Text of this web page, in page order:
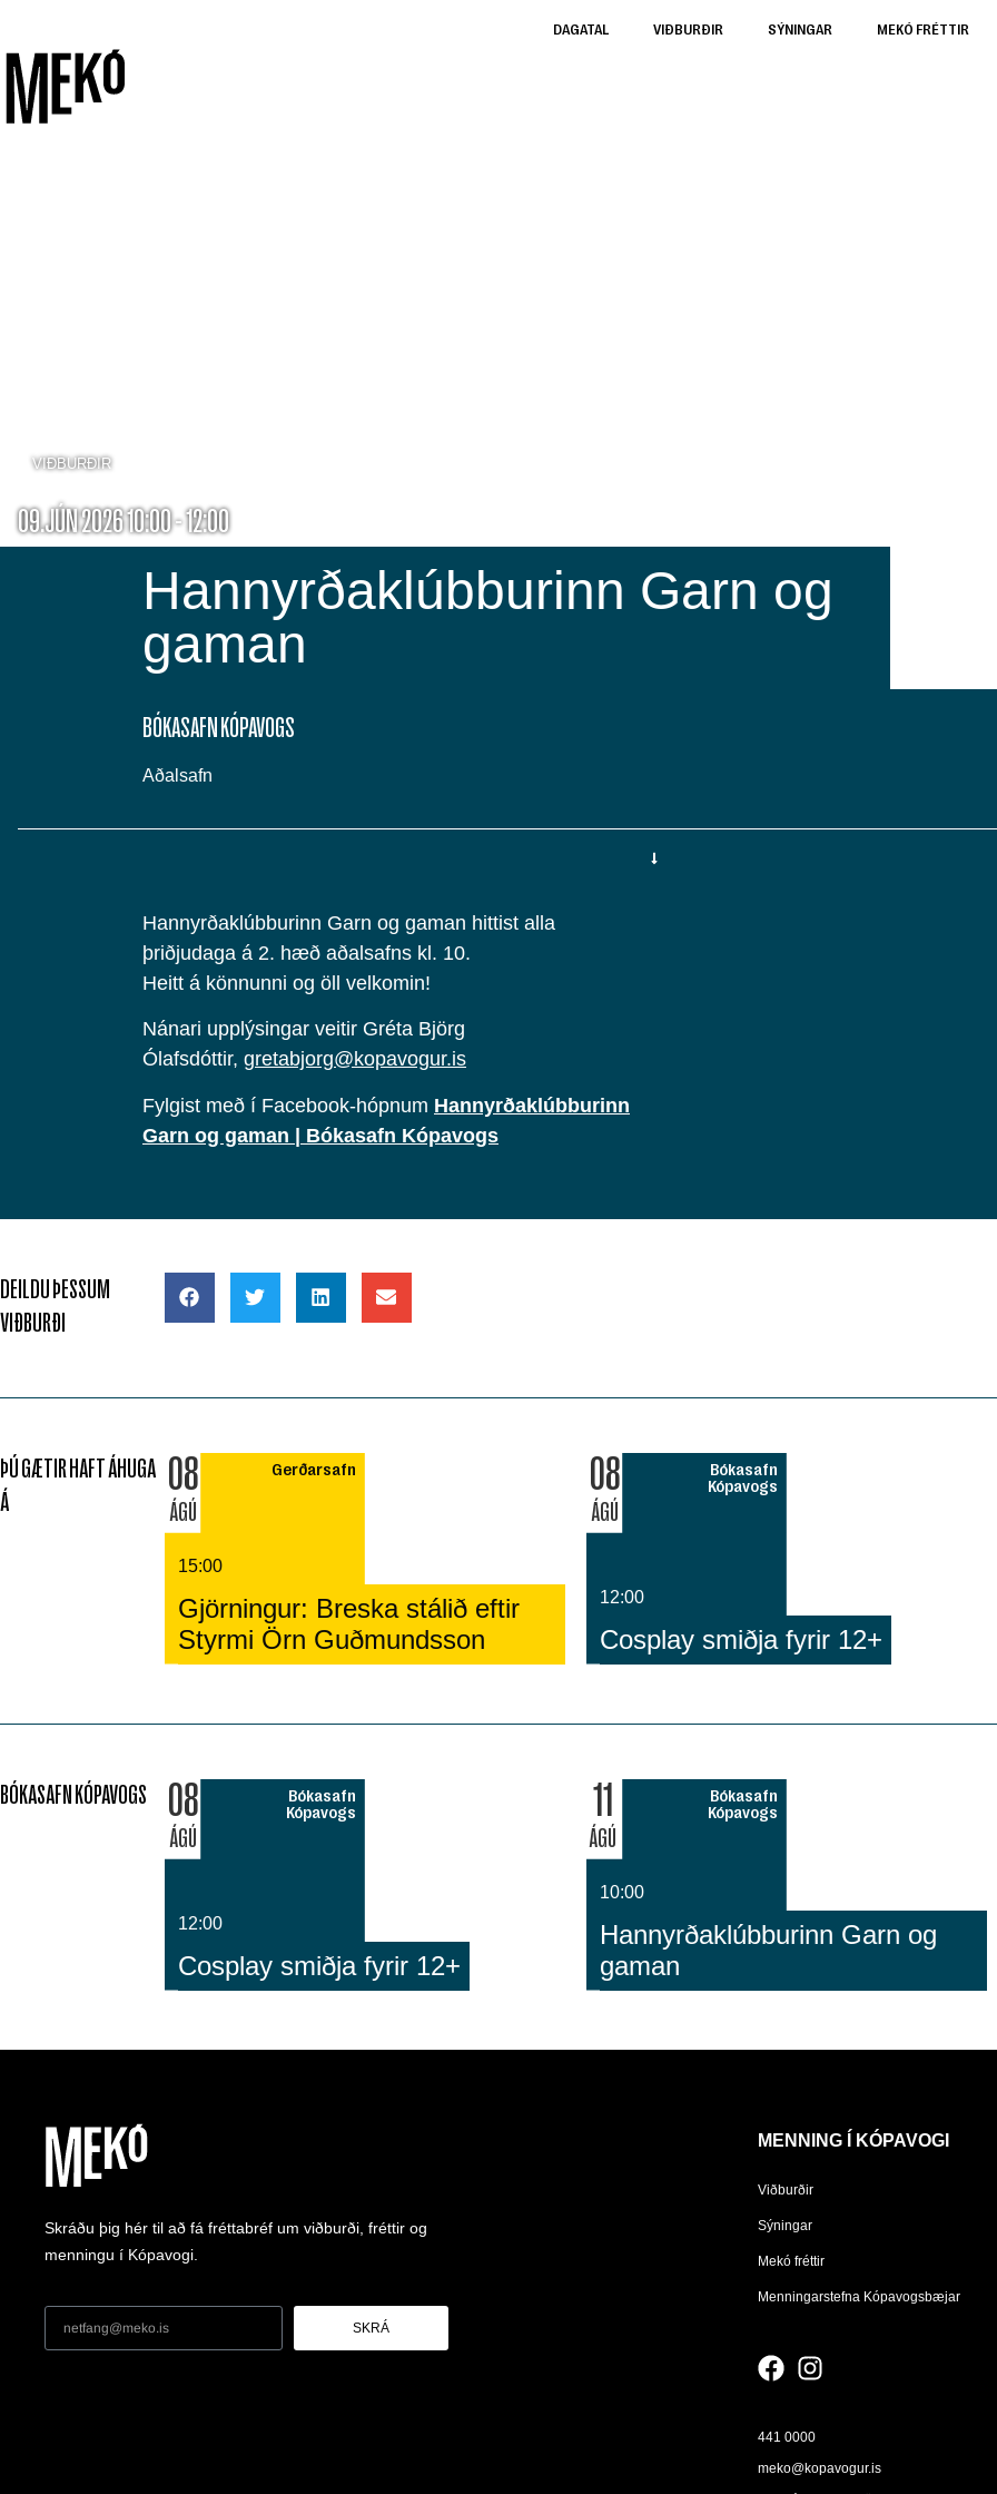
DAGATAL VIÐBURÐIR SÝNINGAR MEKÓ FRÉTTIR
VIÐBURÐIR
09.JÚN 2026 10:00 - 12:00
Hannyrðaklúbburinn Garn og
gaman
BÓKASAFN KÓPAVOGS
Aðalsafn
Hannyrðaklúbburinn Garn og gaman hittist alla
þriðjudaga á 2. hæð aðalsafns kl. 10.
Heitt á könnunni og öll velkomin!
Nánari upplýsingar veitir Gréta Björg
Ólafsdóttir, gretabjorg@kopavogur.is
Fylgist með í Facebook-hópnum Hannyrðaklúbburinn
Garn og gaman | Bókasafn Kópavogs
DEILDU ÞESSUM
VIÐBURÐI
ÞÚ GÆTIR HAFT ÁHUGA
Á
08
ÁGÚ
Gerðarsafn
15:00
Gjörningur: Breska stálið eftir
Styrmi Örn Guðmundsson
08
ÁGÚ
Bókasafn
Kópavogs
12:00
Cosplay smiðja fyrir 12+
BÓKASAFN KÓPAVOGS 08
ÁGÚ
Bókasafn
Kópavogs
12:00
Cosplay smiðja fyrir 12+
11
ÁGÚ
Bókasafn
Kópavogs
10:00
Hannyrðaklúbburinn Garn og
gaman
Skráðu þig hér til að fá fréttabréf um viðburði, fréttir og
menningu í Kópavogi.
SKRÁ
MENNING Í KÓPAVOGI
Viðburðir
Sýningar
Mekó fréttir
Menningarstefna Kópavogsbæjar
441 0000
meko@kopavogur.is